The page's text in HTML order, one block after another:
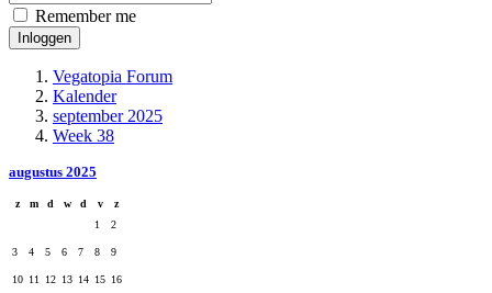
Remember me
Inloggen
Vegatopia Forum
Kalender
september 2025
Week 38
augustus 2025
z m d w d v
z
1
2
3 4 5 6 7 8 9
10 11 12 13 14 15 16